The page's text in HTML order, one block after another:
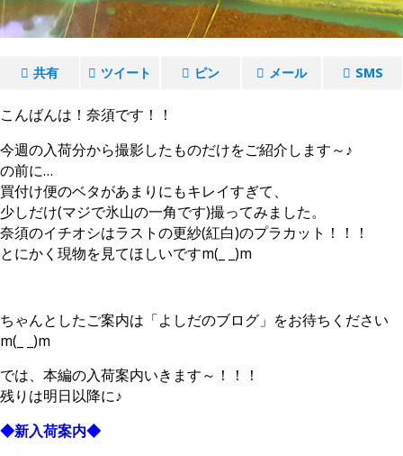
共有 ツイート ピン メール SMS
こんばんは！奈須です！！
今週の入荷分から撮影したものだけをご紹介します～♪
の前に…
買付け便のベタがあまりにもキレイすぎて、
少しだけ(マジで氷山の一角です)撮ってみました。
奈須のイチオシはラストの更紗(紅白)のプラカット！！！
とにかく現物を見てほしいですm(_ _)m
ちゃんとしたご案内は「よしだのブログ」をお待ちください
m(_ _)m
では、本編の入荷案内いきます～！！！
残りは明日以降に♪
◆新入荷案内◆